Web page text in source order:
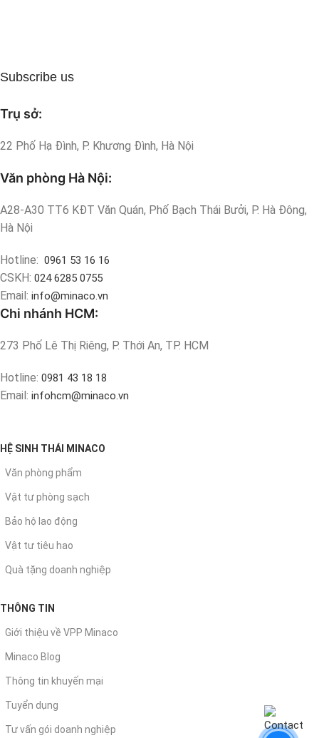
Subscribe us
Trụ sở:
22 Phố Hạ Đình, P. Khương Đình, Hà Nội
Văn phòng Hà Nội:
A28-A30 TT6 KĐT Văn Quán, Phố Bạch Thái Bưởi, P. Hà Đông,
Hà Nội
Hotline: 0961 53 16 16
CSKH: 024 6285 0755
Email: info@minaco.vn
Chi nhánh HCM:
273 Phố Lê Thị Riêng, P. Thới An, TP. HCM
Hotline: 0981 43 18 18
Email: infohcm@minaco.vn
HỆ SINH THÁI MINACO
Văn phòng phẩm
Vật tư phòng sạch
Bảo hộ lao động
Vật tư tiêu hao
Quà tặng doanh nghiệp
THÔNG TIN
Giới thiệu về VPP Minaco
Minaco Blog
Thông tin khuyến mại
Tuyển dụng
Tư vấn gói doanh nghiệp